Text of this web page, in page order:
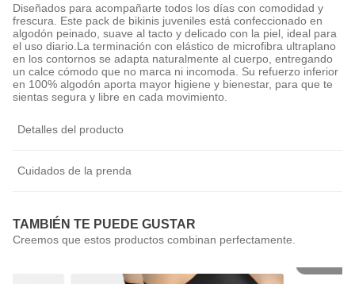
Diseñados para acompañarte todos los días con comodidad y
frescura. Este pack de bikinis juveniles está confeccionado en
algodón peinado, suave al tacto y delicado con la piel, ideal para
el uso diario.La terminación con elástico de microfibra ultraplano
en los contornos se adapta naturalmente al cuerpo, entregando
un calce cómodo que no marca ni incomoda. Su refuerzo inferior
en 100% algodón aporta mayor higiene y bienestar, para que te
sientas segura y libre en cada movimiento.
Detalles del producto
Cuidados de la prenda
TAMBIÉN TE PUEDE GUSTAR